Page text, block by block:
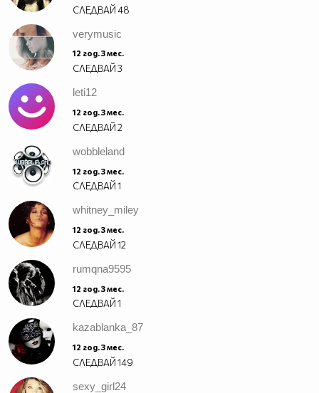
СЛЕДВАЙ48
verymusic
12 год. 3 мес.
СЛЕДВАЙ3
leti12
12 год. 3 мес.
СЛЕДВАЙ2
wobbleland
12 год. 3 мес.
СЛЕДВАЙ1
whitney_miley
12 год. 3 мес.
СЛЕДВАЙ12
rumqna9595
12 год. 3 мес.
СЛЕДВАЙ1
kazablanka_87
12 год. 3 мес.
СЛЕДВАЙ149
sexy_girl24